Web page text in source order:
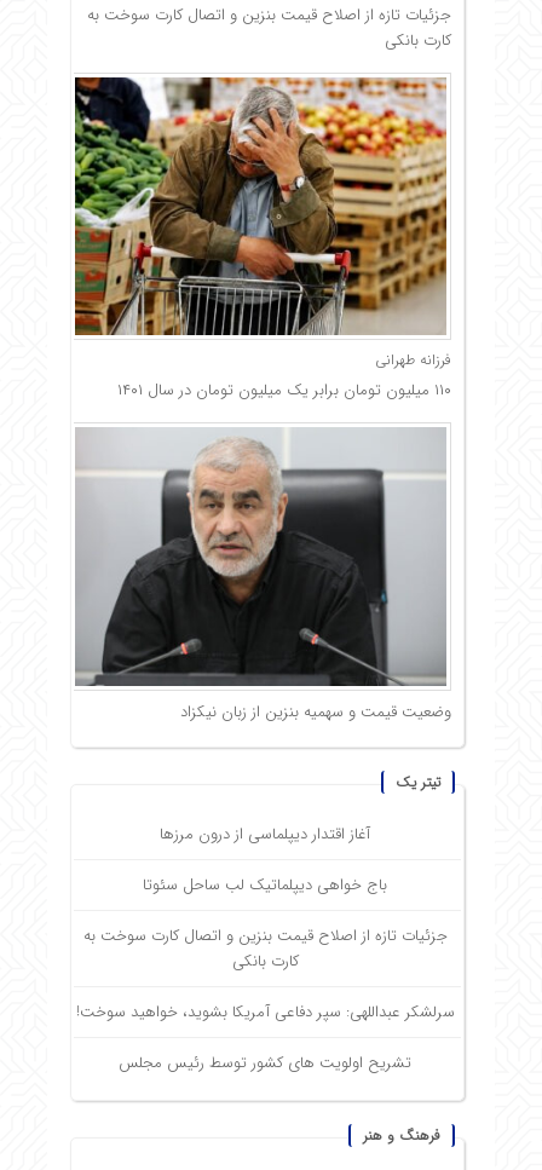
جزئیات تازه از اصلاح قیمت بنزین و اتصال کارت سوخت به
کارت بانکی
فرزانه طهرانی
۱۱۰ میلیون تومان برابر یک میلیون تومان در سال ۱۴۰۱
وضعیت قیمت و سهمیه بنزین از زبان نیکزاد
تیتر یک
آغاز اقتدار دیپلماسی از درون مرزها
باج خواهی دیپلماتیک لب ساحل سئوتا
جزئیات تازه از اصلاح قیمت بنزین و اتصال کارت سوخت به
کارت بانکی
سرلشکر عبداللهی: سپر دفاعی آمریکا بشوید، خواهید سوخت!
تشریح اولویت های کشور توسط رئیس مجلس
فرهنگ و هنر